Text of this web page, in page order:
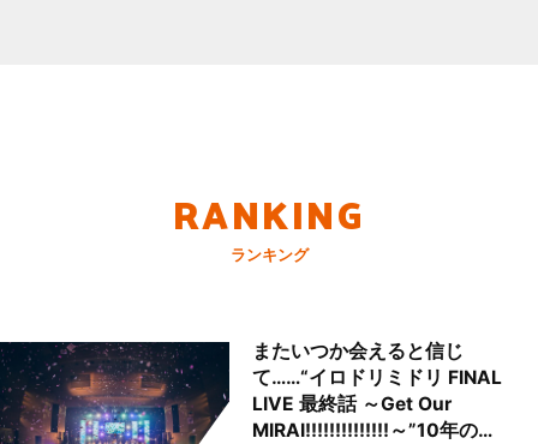
RANKING
ランキング
またいつか会えると信じ
て……“イロドリミドリ FINAL
LIVE 最終話 ～Get Our
MIRAI!!!!!!!!!!!!!!～”10年の活